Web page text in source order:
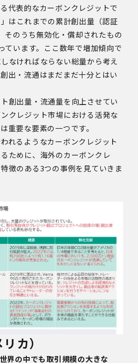
代表的なカーボンクレジットで
はこれまでの累計創出量（認証
そのうち無効化・償却されたもの
ています。ここ数年で増加傾向で
なければならない総量から考え
出・流通はまだまだ十分とはい
創出量・流通量を向上させてい
クレジット市場における活発な
重要な要素の一つです。
れるようなカーボンクレジット
ために、海外のカーボンクレ
徴のある3つの事例を見ていきま
リカ）
世界の中でも取引規模の大きな